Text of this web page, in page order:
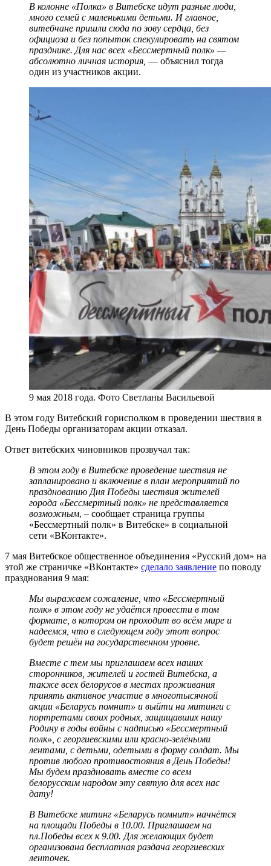
В колонне «Полка» в Витебске идут разные люди,
много семей с маленькими детьми. И главное,
витебчане пришли сюда по зову сердца, без
официоза и без попыток спекулировать на святом
празднике. Для нас всех «Бессмертный полк» —
абсолютно личная история, — объяснил тогда
один из участников акции.
9 мая 2018 года. Фото Светланы Васильевой
В этом году Витебский горисполком в проведении шествия в
День Победы организаторам акции отказал.
Ответ витебских чиновников прозвучал так:
В этом году в Витебске проведение шествия не
запланировано и включение в план мероприятий по
празднованию Дня Победы шествия жителей
города «Бессмертный полк» не представляется
возможным, – сообщает страница группы
«Бессмертный полк» в Витебске» в социальной
сети «ВКонтакте».
7 мая Витебское общественное объединения «Русский дом» на
этой же страничке «ВКонтакте» сделало заявление по поводу
празднования 9 мая:
Мы выражаем сожаление, что «Бессмертный
полк» в этом году не удаётся провести в том
формате, в котором он проходит во всём мире и
надеемся, что в следующем году этот вопрос
будет решён на государственном уровне.
Вместе с тем мы приглашаем всех наших
сторонников, жителей и гостей Витебска, а
также всех белорусов в местах проживания
принять активное участие в многотысячной
акции «Беларусь помнит» и выйти на митинги с
портретами своих родных, защищавших нашу
Родину в годы войны с надписью «Бессмертный
полк», с георгиевскими или красно-зелёными
лентами, с детьми, одетыми в форму солдат. Мы
против любого противостояния в День Победы!
Мы будем праздновать вместе со всем
белорусским народом эту святую для всех нас
дату!
В Витебске митинг «Беларусь помнит» начнётся
на площади Победы в 10.00. Приглашаем на
пл.Победы всех к 9.00. Для желающих будет
организована бесплатная раздача георгиевских
ленточек.